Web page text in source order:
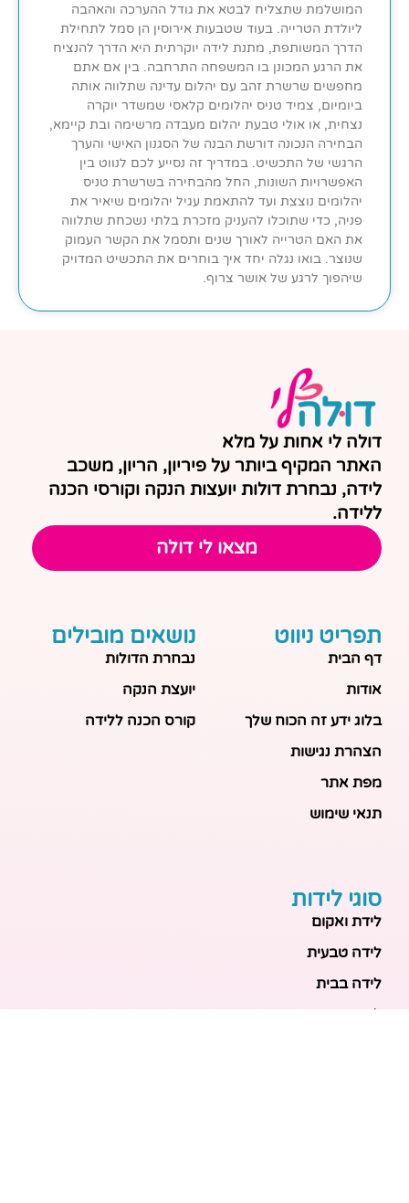
המושלמת שתצליח לבטא את גודל ההערכה והאהבה
ליולדת הטרייה. בעוד שטבעות אירוסין הן סמל לתחילת
הדרך המשותפת, מתנת לידה יוקרתית היא הדרך להנציח
את הרגע המכונן בו המשפחה התרחבה. בין אם אתם
מחפשים שרשרת זהב עם יהלום עדינה שתלווה אותה
ביומיום, צמיד טניס יהלומים קלאסי שמשדר יוקרה
נצחית, או אולי טבעת יהלום מעבדה מרשימה ובת קיימא,
הבחירה הנכונה דורשת הבנה של הסגנון האישי והערך
הרגשי של התכשיט. במדריך זה נסייע לכם לנווט בין
האפשרויות השונות, החל מהבחירה בשרשרת טניס
יהלומים נוצצת ועד להתאמת עגיל יהלומים שיאיר את
פניה, כדי שתוכלו להעניק מזכרת בלתי נשכחת שתלווה
את האם הטרייה לאורך שנים ותסמל את הקשר העמוק
שנוצר. בואו נגלה יחד איך בוחרים את התכשיט המדויק
שיהפוך לרגע של אושר צרוף.
דולה לי אחות על מלא
האתר המקיף ביותר על פיריון, הריון, משכב
לידה, נבחרת דולות יועצות הנקה וקורסי הכנה
ללידה.
מצאו לי דולה
תפריט ניווט
דף הבית
אודות
בלוג ידע זה הכוח שלך
הצהרת נגישות
מפת אתר
תנאי שימוש
נושאים מובילים
נבחרת הדולות
יועצת הנקה
קורס הכנה ללידה
סוגי לידות
לידת ואקום
לידה טבעית
לידה בבית
לידה מכשירנית